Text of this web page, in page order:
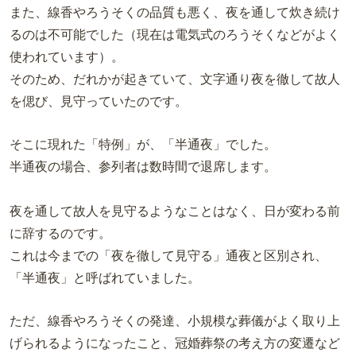
また、線香やろうそくの品質も悪く、夜を通して炊き続け
るのは不可能でした（現在は電気式のろうそくなどがよく
使われています）。
そのため、だれかが起きていて、文字通り夜を徹して故人
を偲び、見守っていたのです。
そこに現れた「特例」が、「半通夜」でした。
半通夜の場合、参列者は数時間で退席します。
夜を通して故人を見守るようなことはなく、日が変わる前
に辞するのです。
これは今までの「夜を徹して見守る」通夜と区別され、
「半通夜」と呼ばれていました。
ただ、線香やろうそくの発達、小規模な葬儀がよく取り上
げられるようになったこと、冠婚葬祭の考え方の変遷など